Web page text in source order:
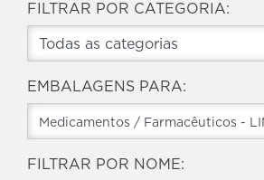
FILTRAR POR CATEGORIA:
EMBALAGENS PARA:
FILTRAR POR NOME: